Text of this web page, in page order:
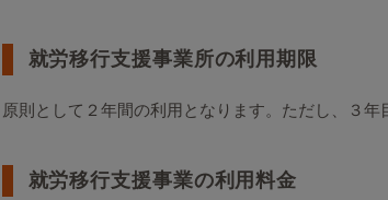
就労移行支援事業所の利用期限
原則として２年間の利用となります。ただし、３年
就労移行支援事業の利用料金